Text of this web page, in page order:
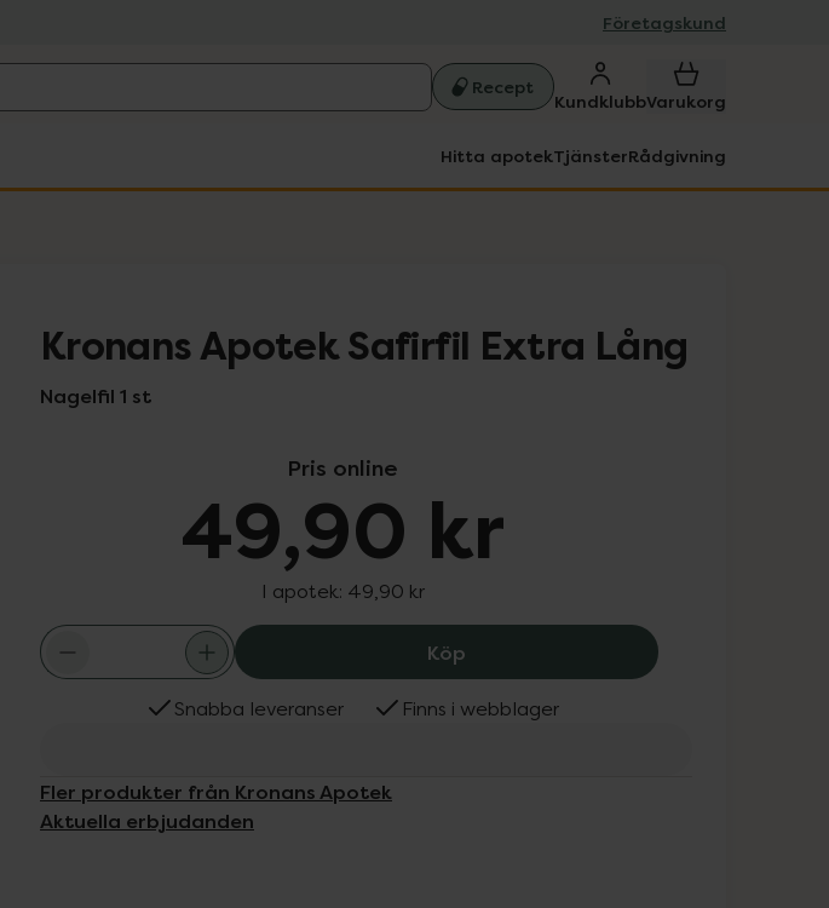
Företagskund
Recept
KundklubbVarukorg
Hitta apotekTjänsterRådgivning
Kronans Apotek Safirfil Extra Lång
Nagelfil 1 st
Pris online
49,90 kr
I apotek: 49,90 kr
Köp Kronans Apotek Safirfil Extra Lång,
Snabba leveranser Finns i webblager
Fler produkter från Kronans Apotek
Aktuella erbjudanden